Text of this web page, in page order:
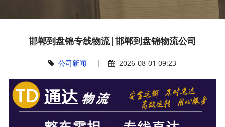
邯郸到盘锦专线物流|邯郸到盘锦物流公司
公司新闻 | 2026-08-01 09:23